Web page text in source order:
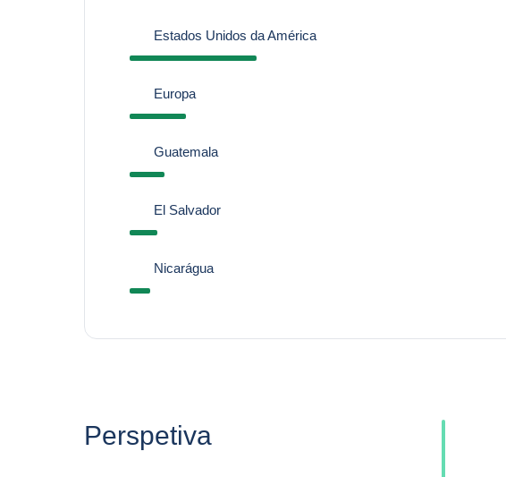
Estados Unidos da América
Europa
Guatemala
El Salvador
Nicarágua
Perspetiva